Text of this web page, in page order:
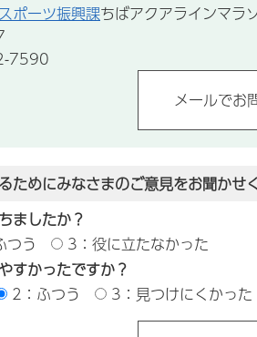
ポーツ振興課ちばアクアラインマラ
7590
ためにみなさまのご意見をお聞かせ
ましたか？
つう
3：役に立たなかった
すかったですか？
2：ふつう 3：見つけにくかった